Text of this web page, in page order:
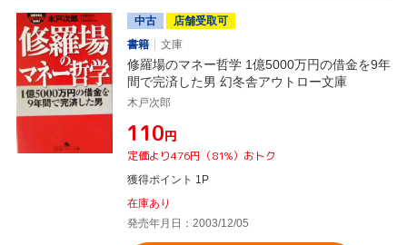
中古
店舗受取可
書籍
文庫
修羅場のマネー哲学 1億5000万円の借金を9年
間で完済した男 幻冬舎アウトロー文庫
木戸次郎
¥110円
定価より476円（81%）おトク
獲得ポイント 1P
在庫あり
発売年月日：2003/12/05